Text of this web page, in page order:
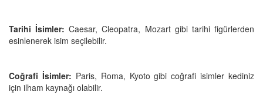
Tarihi İsimler: Caesar, Cleopatra, Mozart gibi tarihi figürlerden
esinlenerek isim seçilebilir.
Coğrafi İsimler: Paris, Roma, Kyoto gibi coğrafi isimler kediniz
için ilham kaynağı olabilir.